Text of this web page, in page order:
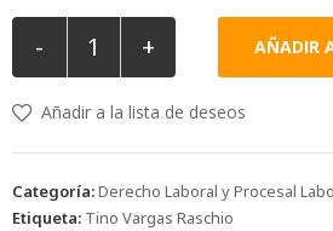
- + AÑADIR
Añadir a la lista de deseos
Categoría:Derecho Laboral y Procesal
Etiqueta: Tino Vargas Raschio